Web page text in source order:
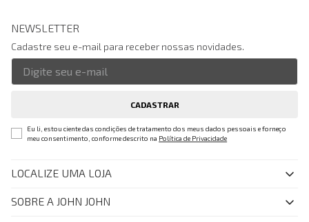
NEWSLETTER
Cadastre seu e-mail para receber nossas novidades.
CADASTRAR
Eu li, estou ciente das condições de tratamento dos meus dados pessoais e forneço
meu consentimento, conforme descrito na Política de Privacidade
LOCALIZE UMA LOJA
SOBRE A JOHN JOHN